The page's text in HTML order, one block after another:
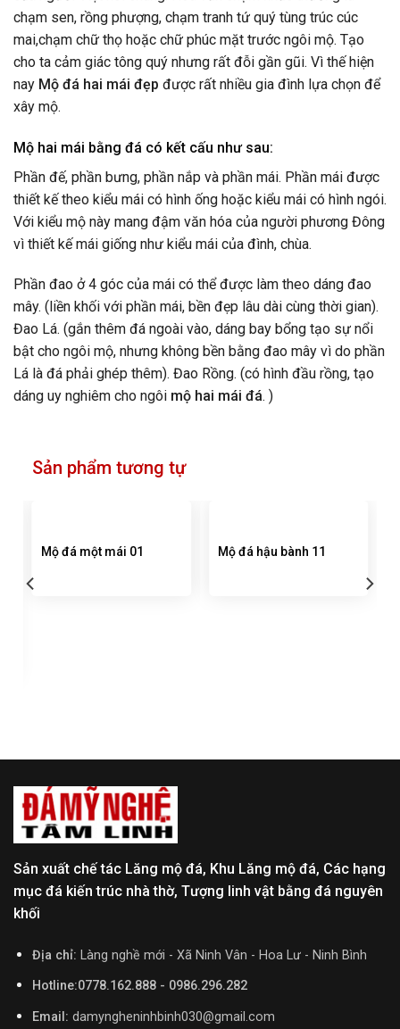
chạm sen, rồng phượng, chạm tranh tứ quý tùng trúc cúc
mai,chạm chữ thọ hoặc chữ phúc mặt trước ngôi mộ. Tạo
cho ta cảm giác tông quý nhưng rất đỗi gần gũi. Vì thế hiện
nay Mộ đá hai mái đẹp được rất nhiều gia đình lựa chọn để
xây mộ.
Mộ hai mái bằng đá có kết cấu như sau:
Phần đế, phần bưng, phần nắp và phần mái. Phần mái được
thiết kế theo kiểu mái có hình ống hoặc kiểu mái có hình ngói.
Với kiểu mộ này mang đậm văn hóa của người phương Đông
vì thiết kế mái giống như kiểu mái của đình, chùa.
Phần đao ở 4 góc của mái có thể được làm theo dáng đao
mây. (liền khối với phần mái, bền đẹp lâu dài cùng thời gian).
Đao Lá. (gắn thêm đá ngoài vào, dáng bay bổng tạo sự nổi
bật cho ngôi mộ, nhưng không bền bằng đao mây vì do phần
Lá là đá phải ghép thêm). Đao Rồng. (có hình đầu rồng, tạo
dáng uy nghiêm cho ngôi mộ hai mái đá. )
Sản phẩm tương tự
Mộ đá một mái 01 Mộ đá hậu bành 11
Sản xuất chế tác Lăng mộ đá, Khu Lăng mộ đá, Các hạng
mục đá kiến trúc nhà thờ, Tượng linh vật bằng đá nguyên
khối
Địa chỉ: Làng nghề mới - Xã Ninh Vân - Hoa Lư - Ninh Bình
Hotline:0778.162.888 - 0986.296.282
Email: damyngheninhbinh030@gmail.com